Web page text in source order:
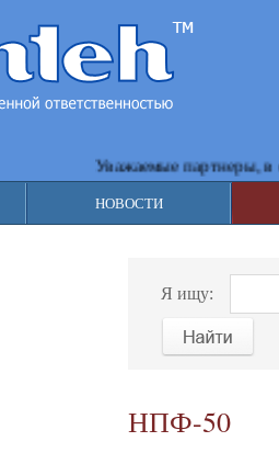
Уважаемые партнеры, в
НОВОСТИ
Я ищу:
НПФ-50